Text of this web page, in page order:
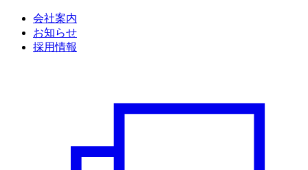
会社案内
お知らせ
採用情報